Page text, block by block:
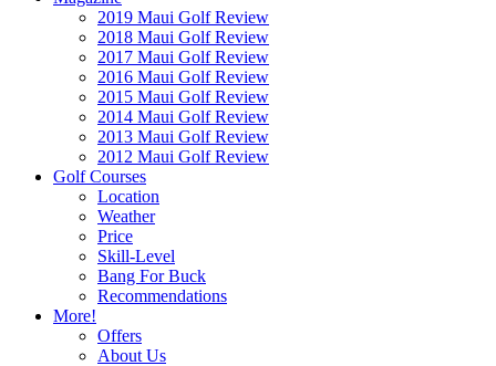
2019 Maui Golf Review
2018 Maui Golf Review
2017 Maui Golf Review
2016 Maui Golf Review
2015 Maui Golf Review
2014 Maui Golf Review
2013 Maui Golf Review
2012 Maui Golf Review
Golf Courses
Location
Weather
Price
Skill-Level
Bang For Buck
Recommendations
More!
Offers
About Us